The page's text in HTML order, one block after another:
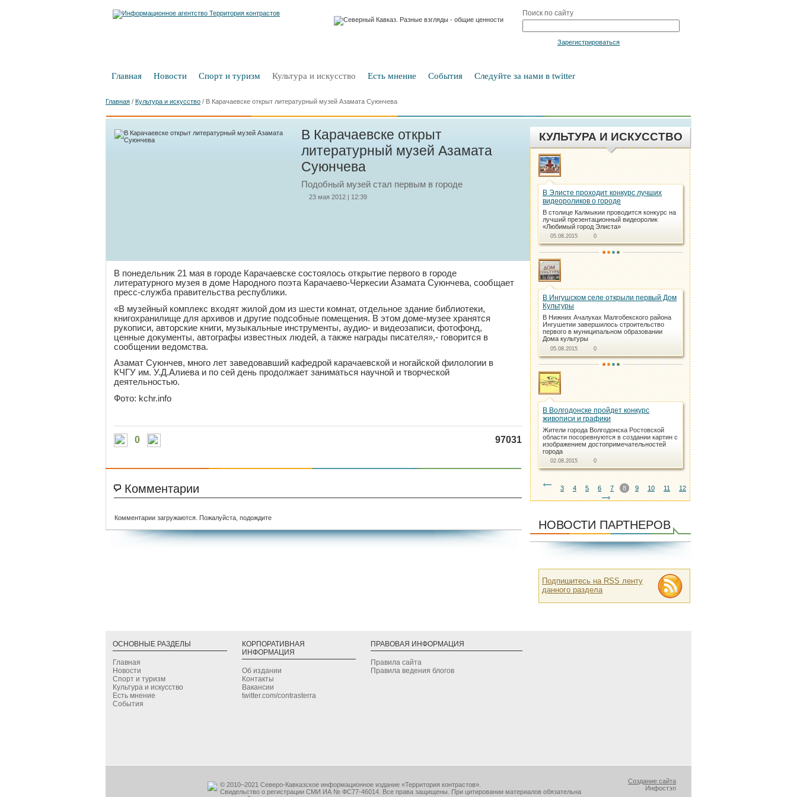
Поиск по сайту
Зарегистрироваться
Главная Новости Спорт и туризм Культура и искусство Есть мнение События Следуйте за нами в twitter
Главная / Культура и искусство / В Карачаевске открыт литературный музей Азамата Суюнчева
В Карачаевске открыт
литературный музей Азамата
Суюнчева
Подобный музей стал первым в городе
23 мая 2012 | 12:39
В понедельник 21 мая в городе Карачаевске состоялось открытие первого в городе
литературного музея в доме Народного поэта Карачаево-Черкесии Азамата Суюнчева, сообщает
пресс-служба правительства республики.
«В музейный комплекс входят жилой дом из шести комнат, отдельное здание библиотеки,
книгохранилище для архивов и другие подсобные помещения. В этом доме-музее хранятся
рукописи, авторские книги, музыкальные инструменты, аудио- и видеозаписи, фотофонд,
ценные документы, автографы известных людей, а также награды писателя»,- говорится в
сообщении ведомства.
Азамат Суюнчев, много лет заведовавший кафедрой карачаевской и ногайской филологии в
КЧГУ им. У.Д.Алиева и по сей день продолжает заниматься научной и творческой
деятельностью.
Фото: kchr.info
0 97031
Комментарии
Комментарии загружаются. Пожалуйста, подождите
КУЛЬТУРА И ИСКУССТВО
В Элисте проходит конкурс лучших
видеороликов о городе
В столице Калмыкии проводится конкурс на
лучший презентационный видеоролик
«Любимый город Элиста»
05.08.2015 0
В Ингушском селе открыли первый Дом
Культуры
В Нижних Ачалуках Малгобекского района
Ингушетии завершилось строительство
первого в муниципальном образовании
Дома культуры
05.08.2015 0
В Волгодонске пройдет конкурс
живописи и графики
Жители города Волгодонска Ростовской
области посоревнуются в создании картин с
изображением достопримечательностей
города
02.08.2015 0
3 4 5 6 7 8 9 10 11 12
НОВОСТИ ПАРТНЕРОВ
Подпишитесь на RSS ленту
данного раздела
ОСНОВНЫЕ РАЗДЕЛЫ
Главная
Новости
Спорт и туризм
Культура и искусство
Есть мнение
События
КОРПОРАТИВНАЯ
ИНФОРМАЦИЯ
Об издании
Контакты
Вакансии
twitter.com/contrasterra
ПРАВОВАЯ ИНФОРМАЦИЯ
Правила сайта
Правила ведения блогов
© 2010–2021 Северо-Кавказское информационное издание «Территория контрастов».
Свидельство о регистрации СМИ ИА № ФС77-46014. Все права защищены. При цитировании материалов обязательна
Создание сайта
Инфостэп